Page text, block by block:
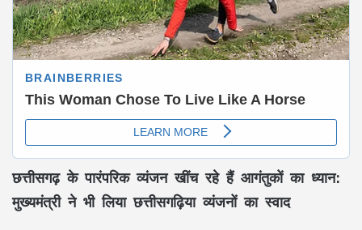
छत्तीसगढ़ के पारंपरिक व्यंजन खींच रहे हैं आगंतुकों का ध्यान:
मुख्यमंत्री ने भी लिया छत्तीसगढ़िया व्यंजनों का स्वाद